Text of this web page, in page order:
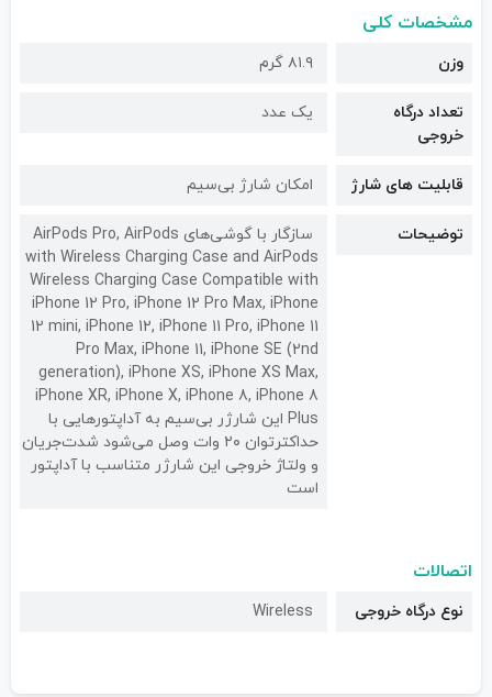
مشخصات کلی
وزن ۸۱.۹ گرم
تعداد درگاه
خروجی
یک عدد
قابلیت های شارژ امکان شارژ بی‎‌سیم
توضیحات
سازگار با گوشی‌های AirPods Pro, AirPods
with Wireless Charging Case and AirPods
Wireless Charging Case Compatible with
iPhone 12 Pro, iPhone 12 Pro Max, iPhone
12 mini, iPhone 12, iPhone 11 Pro, iPhone 11
Pro Max, iPhone 11, iPhone SE (2nd
generation), iPhone XS, iPhone XS Max,
iPhone XR, iPhone X, iPhone 8, iPhone 8
Plus این شارژر بی‌سیم به آداپتورهایی با
حداکترتوان ۲۰ وات وصل می‌شود شدت‌جریان
و ولتاژ خروجی این شارژر متناسب با آداپتور
است
اتصالات
نوع درگاه خروجی Wireless